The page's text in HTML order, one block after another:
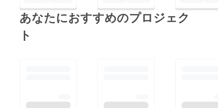
を広め、文化にしてい
ず「新しいお祭りの楽
あなたにおすすめのプロジェク
ト